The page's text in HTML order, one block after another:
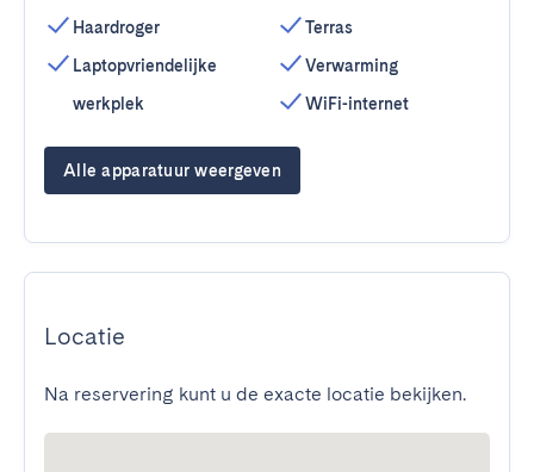
Haardroger
Laptopvriendelijke
werkplek
Terras
Verwarming
WiFi-internet
Alle apparatuur weergeven
Locatie
Na reservering kunt u de exacte locatie bekijken.